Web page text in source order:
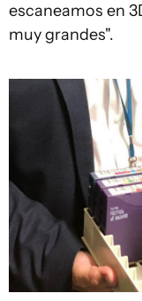
escaneamos en
muy grandes".